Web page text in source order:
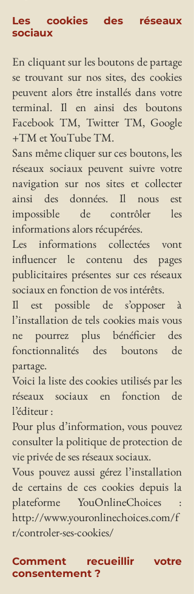
Les cookies des réseaux
sociaux
En cliquant sur les boutons de partage
se trouvant sur nos sites, des cookies
peuvent alors être installés dans votre
terminal. Il en ainsi des boutons
Facebook TM, Twitter TM, Google
+TM et YouTube TM.
Sans même cliquer sur ces boutons, les
réseaux sociaux peuvent suivre votre
navigation sur nos sites et collecter
ainsi des données. Il nous est
impossible de contrôler les
informations alors récupérées.
Les informations collectées vont
influencer le contenu des pages
publicitaires présentes sur ces réseaux
sociaux en fonction de vos intérêts.
Il est possible de s’opposer à
l’installation de tels cookies mais vous
ne pourrez plus bénéficier des
fonctionnalités des boutons de
partage.
Voici la liste des cookies utilisés par les
réseaux sociaux en fonction de
l’éditeur :
Pour plus d’information, vous pouvez
consulter la politique de protection de
vie privée de ses réseaux sociaux.
Vous pouvez aussi gérez l’installation
de certains de ces cookies depuis la
plateforme YouOnlineChoices :
http://www.youronlinechoices.com/f
r/controler-ses-cookies/
Comment recueillir votre
consentement ?